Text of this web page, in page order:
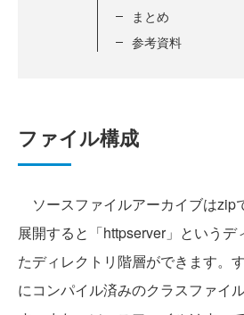
まとめ
参考資料
ファイル構成
ソースファイルアーカイブはzip
展開すると「httpserver」というデ
たディレクトリ階層ができます。
にコンパイル済みのクラスファイ